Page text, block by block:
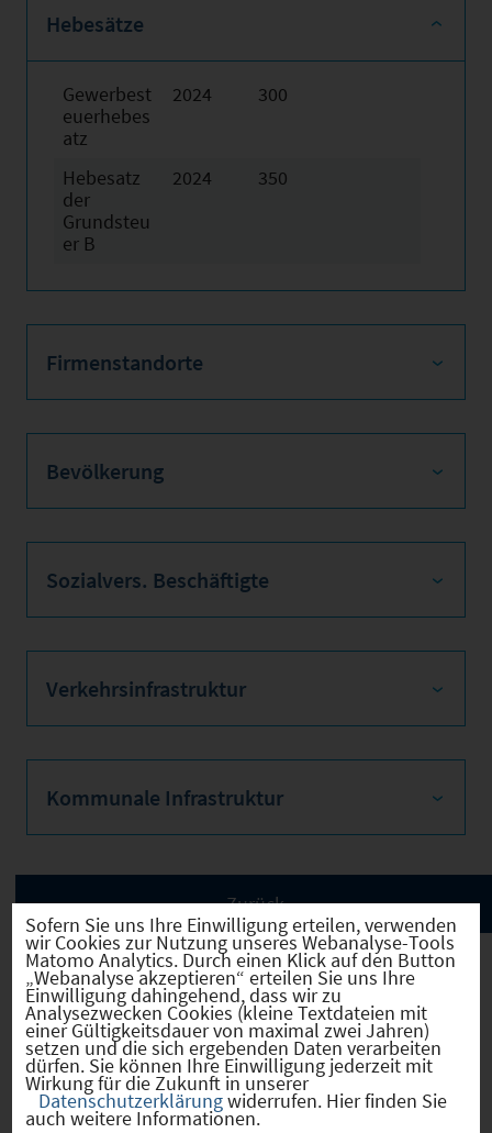
Hebesätze
Gewerbest
euerhebes
atz
2024 300
Hebesatz
der
Grundsteu
er B
2024 350
Firmenstandorte
Bevölkerung
Sozialvers. Beschäftigte
Verkehrsinfrastruktur
Kommunale Infrastruktur
Hofheim i.UFr.(09674149)
Zu den Gewerbeflächen (1)
Sofern Sie uns Ihre Einwilligung erteilen, verwenden
wir Cookies zur Nutzung unseres Webanalyse-Tools
Matomo Analytics. Durch einen Klick auf den Button
„Webanalyse akzeptieren“ erteilen Sie uns Ihre
Einwilligung dahingehend, dass wir zu
Analysezwecken Cookies (kleine Textdateien mit
einer Gültigkeitsdauer von maximal zwei Jahren)
setzen und die sich ergebenden Daten verarbeiten
dürfen. Sie können Ihre Einwilligung jederzeit mit
Wirkung für die Zukunft in unserer
Datenschutzerklärungwiderrufen. Hier finden Sie
auch weitere Informationen.